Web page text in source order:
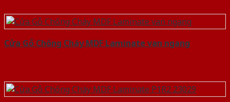
Cửa Gỗ Chống Cháy MDF Laminate van ngang